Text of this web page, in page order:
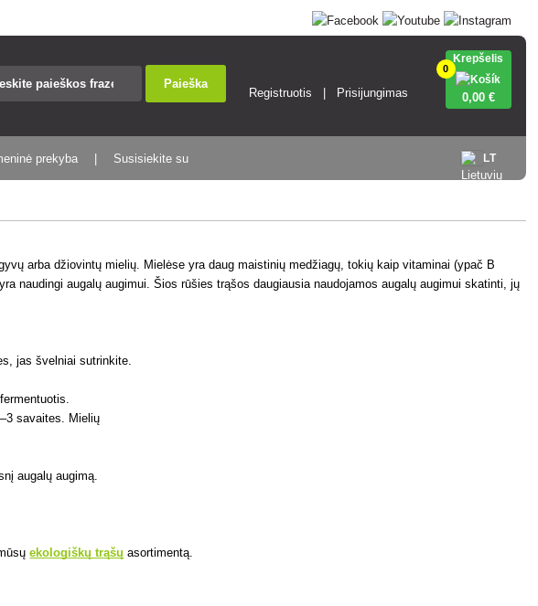
Paieška
Registruotis Prisijungimas
0
Krepšelis
0,00 €
LT
prekyba Susisiekite su
arba džiovintų mielių. Mielėse yra daug maistinių medžiagų, tokių kaip vitaminai (ypač B
naudingi augalų augimui. Šios rūšies trąšos daugiausia naudojamos augalų augimui skatinti, jų
jas švelniai sutrinkite.
savaites. Mielių
augalų augimą.
ekologiškų trąšų asortimentą.